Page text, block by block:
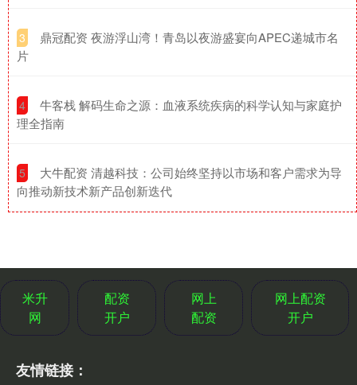
3
​鼎冠配资 夜游浮山湾！青岛以夜游盛宴向APEC递城市名
片
4
​牛客栈 解码生命之源：血液系统疾病的科学认知与家庭护
理全指南
5
​大牛配资 清越科技：公司始终坚持以市场和客户需求为导
向推动新技术新产品创新迭代
米升
网
配资
开户
网上
配资
网上配资
开户
友情链接：